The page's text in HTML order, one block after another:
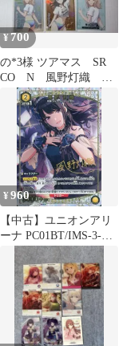
¥700
の*3様 ツアマス SR
CO N 風野灯織 櫻
木真乃 セット
¥960
【中古】ユニオンアリ
ーナ PC01BT/IMS-3-
006[PcC★]：(キラ)風野
灯織(アイドル金箔押し
サイン入り)